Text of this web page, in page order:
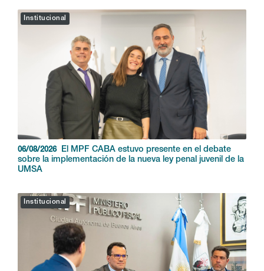
Institucional
06/08/2026
El MPF CABA estuvo presente en el debate
sobre la implementación de la nueva ley penal juvenil de la
UMSA
Institucional